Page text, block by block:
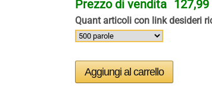
Prezzo di vendita 127,99
Quant articoli con link desideri